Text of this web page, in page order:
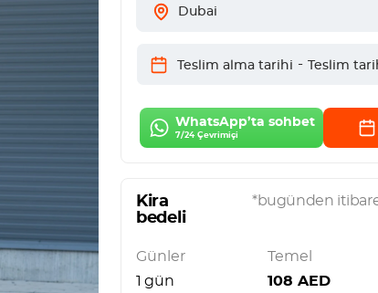
Dubai
Teslim alma tarihi - Teslim
WhatsApp’ta sohbet
7/24 Çevrimiçi
Kira
bedeli
*bugünden
Günler
Temel
1 gün
108 AED